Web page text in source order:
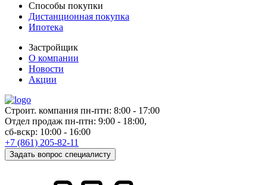
Способы покупки
Дистанционная покупка
Ипотека
Застройщик
О компании
Новости
Акции
Cтроит. компания пн-птн: 8:00 - 17:00
Отдел продаж пн-птн: 9:00 - 18:00,
сб-вскр: 10:00 - 16:00
+7 (861) 205-82-11
Задать вопрос специалисту